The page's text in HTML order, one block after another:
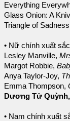
Everything
Glass Onion: A
Triangle of Sadness
• Nữ chính xuất
Lesley Manville,
Margot Robbie,
Anya Taylor-Joy,
Emma Thompson,
Dương Tử Quỳnh,
• Nam chính xuất